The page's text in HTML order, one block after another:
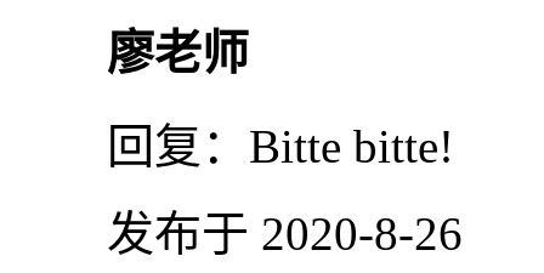
廖老师
回复： Bitte bitte!
发布于 2020-8-26